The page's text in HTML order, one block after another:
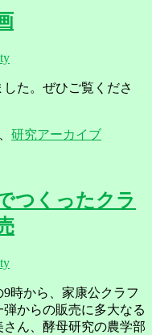
した。ぜひご覧くださ
研究アーカイブ
つくったクラ
時から、家康公クラフ
からの販売に多大なる
ん、酵母研究の農学部